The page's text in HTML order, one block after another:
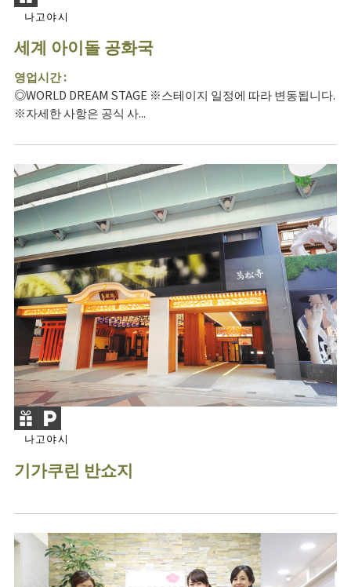
나고야시
세계 아이돌 공화국
영업시간 :
◎WORLD DREAM STAGE ※스테이지 일정에 따라 변동됩니다.
※자세한 사항은 공식 사...
나고야시
기가쿠린 반쇼지